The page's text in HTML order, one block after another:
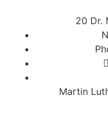
20 Dr.
Martin